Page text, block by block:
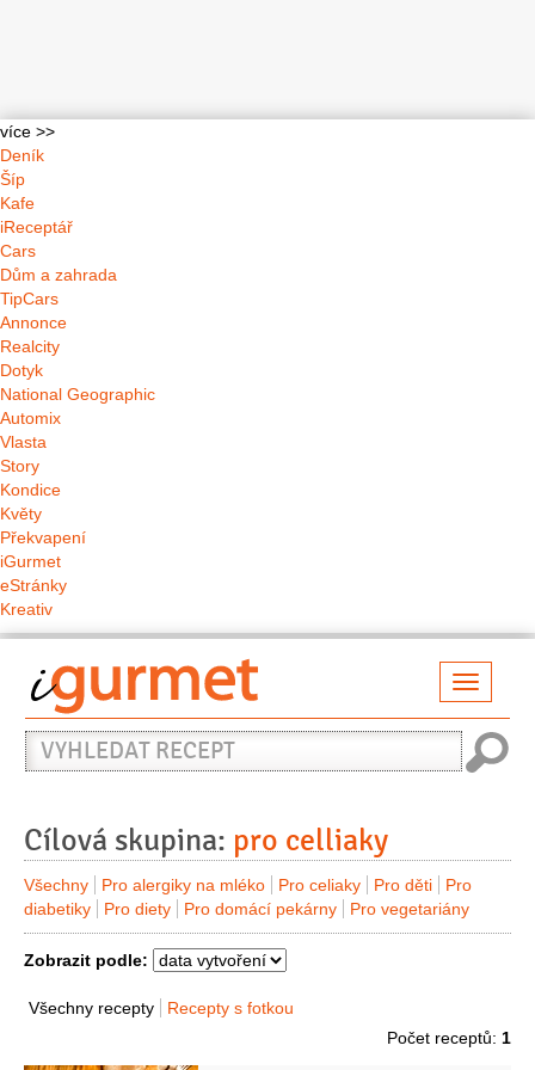
více >>
Deník
Šíp
Kafe
iReceptář
Cars
Dům a zahrada
TipCars
Annonce
Realcity
Dotyk
National Geographic
Automix
Vlasta
Story
Kondice
Květy
Překvapení
iGurmet
eStránky
Kreativ
Vyhledat
recept
Cílová skupina: pro celliaky
Všechny Pro alergiky na mléko Pro celiaky Pro děti
Pro
diabetiky
Pro diety Pro domácí pekárny Pro vegetariány
Zobrazit podle:
Všechny recepty
Recepty s fotkou
Počet receptů: 1